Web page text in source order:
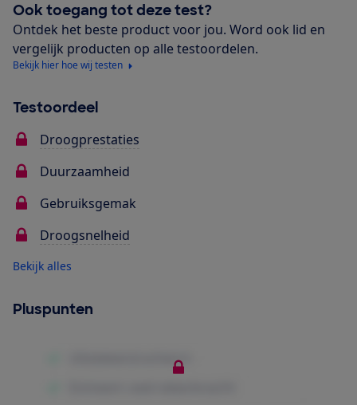
Ook toegang tot deze test?
Ontdek het beste product voor jou. Word ook lid en
vergelijk producten op alle testoordelen.
Bekijk hier hoe wij testen
Testoordeel
Droogprestaties
Duurzaamheid
Gebruiksgemak
Droogsnelheid
Bekijk alles
Pluspunten